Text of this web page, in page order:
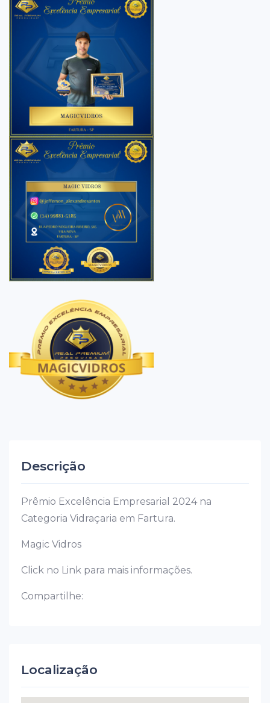
Descrição
Prêmio Excelência Empresarial 2024 na
Categoria Vidraçaria em Fartura.
Magic Vidros
Click no Link para mais informações.
Compartilhe:
Localização